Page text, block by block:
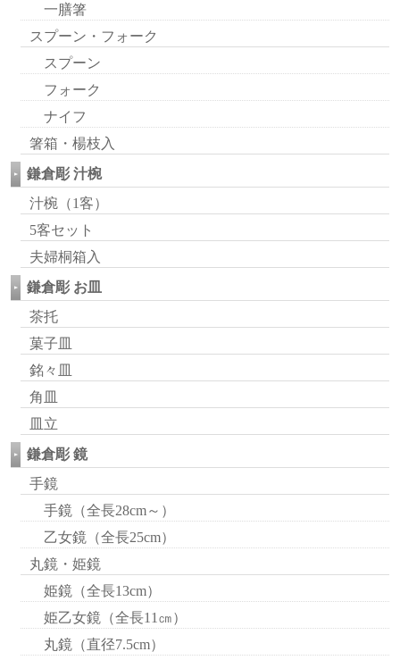
一膳箸
スプーン・フォーク
スプーン
フォーク
ナイフ
箸箱・楊枝入
鎌倉彫 汁椀
汁椀（1客）
5客セット
夫婦桐箱入
鎌倉彫 お皿
茶托
菓子皿
銘々皿
角皿
皿立
鎌倉彫 鏡
手鏡
手鏡（全長28cm～）
乙女鏡（全長25cm）
丸鏡・姫鏡
姫鏡（全長13cm）
姫乙女鏡（全長11㎝）
丸鏡（直径7.5cm）